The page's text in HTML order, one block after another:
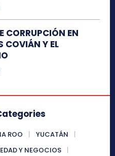
CORRUPCIÓN EN
COVIÁN Y EL
ROO
YUCATÁN
Y NEGOCIOS